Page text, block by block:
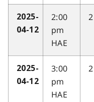
2025-
04-12
2:00
pm
HAE
2
2025-
04-12
3:00
pm
HAE
2